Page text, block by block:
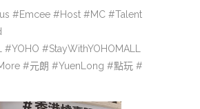
#Emcee #Host #MC #Talent
#StayWithYOHOMALL
#元朗 #YuenLong #點玩 #